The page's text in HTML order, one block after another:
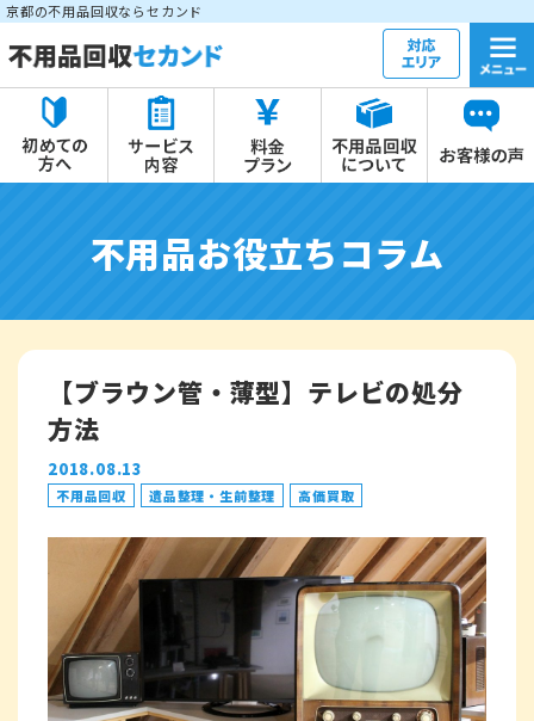
京都の不用品回収ならセカンド
不用品お役立ちコラム
【ブラウン管・薄型】テレビの処分
方法
2018.08.13
不用品回収 遺品整理・生前整理 高価買取